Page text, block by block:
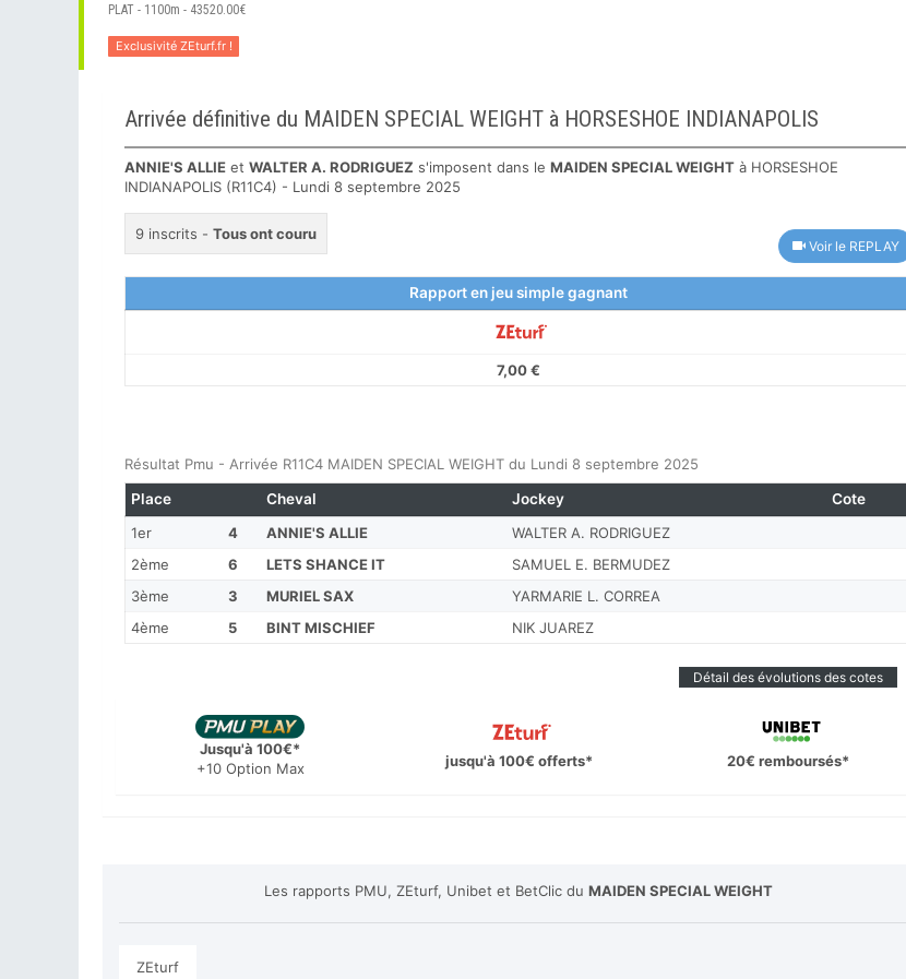
PLAT - 1100m - 43520.00€
Exclusivité ZEturf.fr !
Arrivée définitive du MAIDEN SPECIAL WEIGHT à HORSESHOE INDIANAPOLIS
ANNIE'S ALLIE et WALTER A. RODRIGUEZ s'imposent dans le MAIDEN SPECIAL WEIGHT à HORSESHOE
INDIANAPOLIS (R11C4) - Lundi 8 septembre 2025
9 inscrits - Tous ont couru
Voir le REPLAY
Rapport en jeu simple gagnant
7,00 €
Résultat Pmu - Arrivée R11C4 MAIDEN SPECIAL WEIGHT du Lundi 8 septembre 2025
1er 4 ANNIE'S ALLIE
WALTER A. RODRIGUEZ
2ème
6 LETS SHANCE IT
SAMUEL E. BERMUDEZ
3ème
3 MURIEL SAX
YARMARIE L. CORREA
4ème
5 BINT MISCHIEF NIK JUAREZ
Place Cheval Jockey Cote
Détail des évolutions des cotes
Jusqu'à 100€*
+10 Option Max
jusqu'à 100€ offerts* 20€ remboursés*
Les rapports PMU, ZEturf, Unibet et BetClic duMAIDEN SPECIAL WEIGHT
ZEturf